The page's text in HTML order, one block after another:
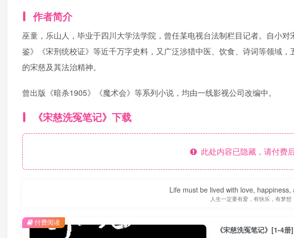
作者简介
巫童，乐山人，毕业于四川大学法学院，曾任某电视台法制栏目记者。自小
鉴》《宋刑统校证》等近千万字史料，又广泛涉猎中医、饮食、诗词等领域
的宋慈及其法治精神。
曾出版《暗杀1905》《魔术会》等系列小说，均由一线影视公司改编中。
《宋慈洗冤笔记》下载
此处内容已隐藏，请付费
Life must be lived with love, happiness,
人生一定要有爱，有快乐，有梦想
《宋慈洗冤笔记》[1-4
付费阅读